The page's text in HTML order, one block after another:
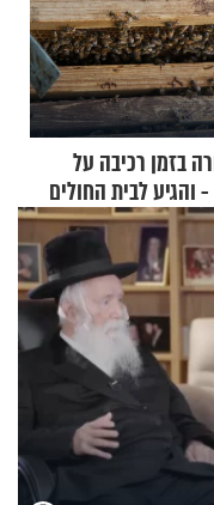
בזמן רכיבה על
- והגיע לבית החולים
חיים